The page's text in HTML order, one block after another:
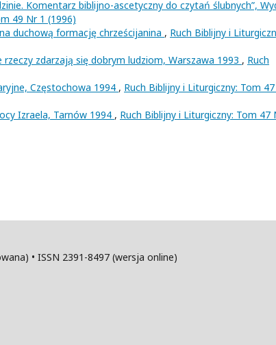
Komentarz biblijno-ascetyczny do czytań ślubnych”,
49 Nr 1 (1996)
duchową formację chrześcijanina , Ruch Biblijny i
rzeczy zdarzają się dobrym ludziom, Warszawa 1993 , Ruch
Częstochowa 1994 , Ruch Biblijny i Liturgiczny: Tom
Izraela, Tarnów 1994 , Ruch Biblijny i Liturgiczny: Tom 47
• ISSN 2391-8497 (wersja online)